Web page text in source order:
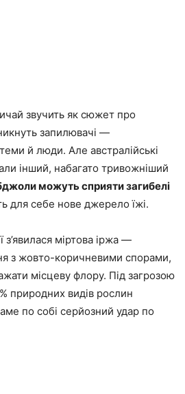
звучить як сюжет про
запилювачі —
й люди. Але австралійські
інший, набагато тривожніший
можуть сприяти загибелі
для себе нове джерело їжі.
з’явилася міртова іржа —
з жовто-коричневими спорами,
місцеву флору. Під загрозою
природних видів рослин
по собі серйозний удар по